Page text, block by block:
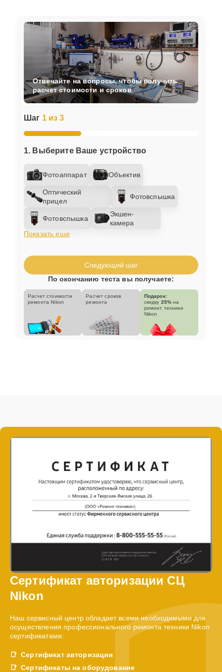
Шаг 1 из 3
1. Выберите Ваше устройство
Фотоаппарат Объектив
Оптический
прицел
Фотовспышка
Фотовспышка
Экшен-
камера
Показать еще
Отвечайте на вопросы, чтобы получить
расчет стоимости и сроков
Следующий шаг
По окончанию теста вы получаете:
Расчет стоимости
ремонта Nikon
Расчет сроков
ремонта
Подарок:
скидку 25% на
ремонт техники
Nikon
Сертификат авторизации СЦ
Nikon
Наш сервисный центр обладает всеми необходимыми для
осуществления профессионального ремонта техники Nikon
сертификатами:
Сертификат авторизации
Сертификаты на оборудование